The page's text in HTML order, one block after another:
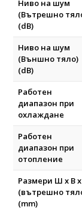
Ниво на шум
(Вътрешно
(dB)
Ниво на шум
(Външно тяло)
(dB)
Работен
диапазон при
охлаждане
Работен
диапазон при
отопление
Размери Ш х В
(вътрешно
(mm)